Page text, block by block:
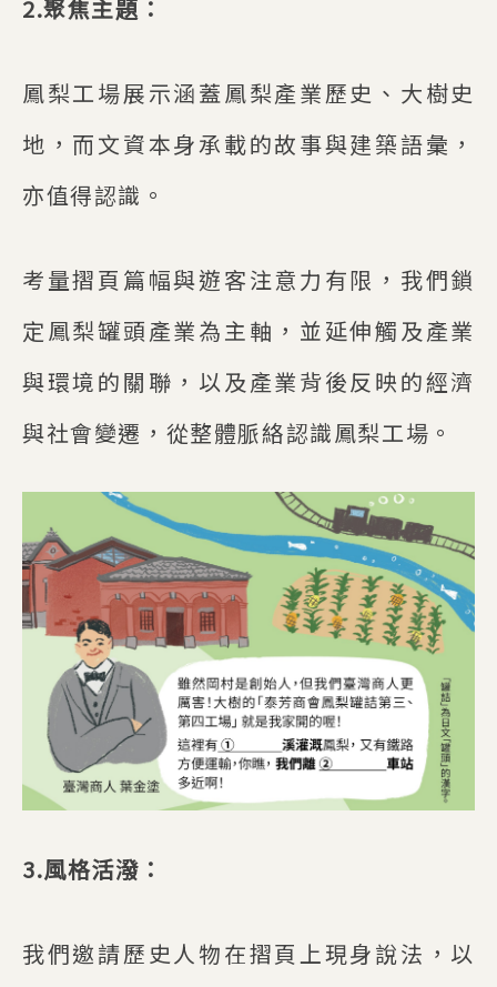
2.聚焦主題：
鳳梨工場展示涵蓋鳳梨產業歷史、大樹史
地，而文資本身承載的故事與建築語彙，
亦值得認識。
考量摺頁篇幅與遊客注意力有限，我們鎖
定鳳梨罐頭產業為主軸，並延伸觸及產業
與環境的關聯，以及產業背後反映的經濟
與社會變遷，從整體脈絡認識鳳梨工場。
3.風格活潑：
我們邀請歷史人物在摺頁上現身說法，以